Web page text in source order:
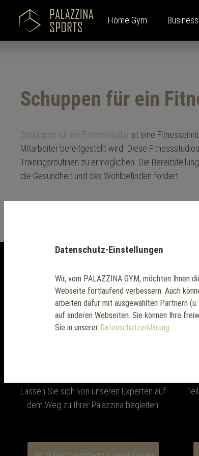
Home Gym
Palazzina Home Basic
Alle Produkte
Palazzina Smart
Palazzina Health Center
Cardiogeräte
Kontaktaufnahme
Kontaktanfrage
Unternehmensleitbild
Schuppen für ein
Schuppen für ein Fitnessstudio ist eine
Mitarbeiter bereitgestellt wird. Diese
Trainingsroutinen zu ermöglichen. Die
die Gesundheit und das Wohlbefinden fördert.
Sie
Lassen Sie sich von unseren Experten auf
dem Weg zu Ihrer Palazzina begleiten!
Datenschutz-Einstellungen
Wir, vom PALAZZINA GYM, möchten Ihnen
Webseite fortlaufend verbessern. Auch
arbeiten dafür mit ausgewählten Partnern
auf anderen Webseiten. Sie können Ihre
Sie in unserer Datenschutzerklärung.